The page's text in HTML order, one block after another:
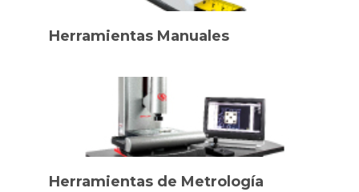
Herramientas Manuales
Herramientas de Metrología